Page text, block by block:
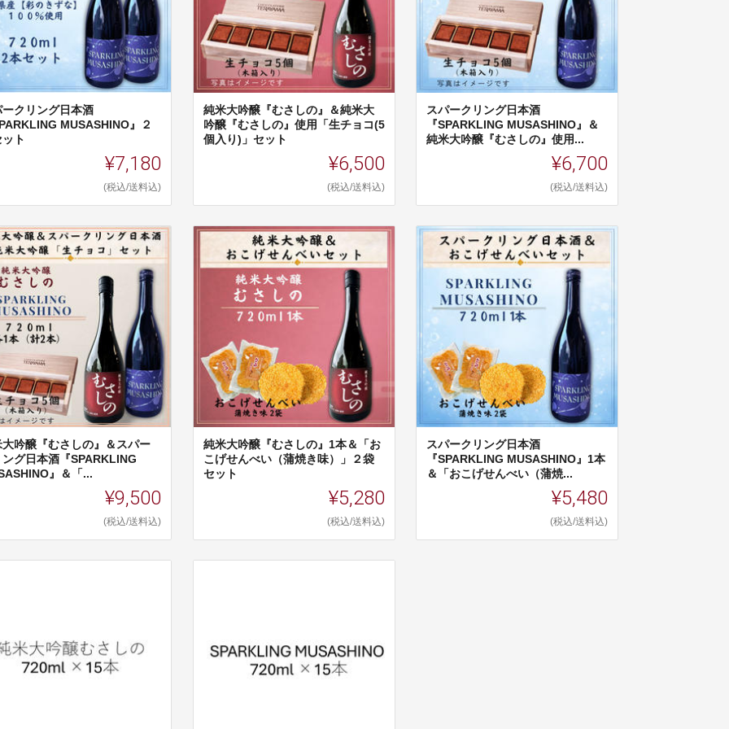
ークリング日本酒
MUSASHINO』２
ト
¥7,180
(税込/送料込)
純米大吟醸『むさしの』＆純米大
吟醸『むさしの』使用「生チョコ(5
個入り)」セット
¥6,500
(税込/送料込)
スパークリング日本酒
『SPARKLING MUSASHINO』＆
純米大吟醸『むさしの』使用...
¥6,700
(税込/送料込)
大吟醸『むさしの』＆スパー
ング日本酒『SPARKLING
』＆「...
¥9,500
(税込/送料込)
純米大吟醸『むさしの』1本＆「お
こげせんべい（蒲焼き味）」２袋
セット
¥5,280
(税込/送料込)
スパークリング日本酒
『SPARKLING MUSASHINO』1本
＆「おこげせんべい（蒲焼...
¥5,480
(税込/送料込)